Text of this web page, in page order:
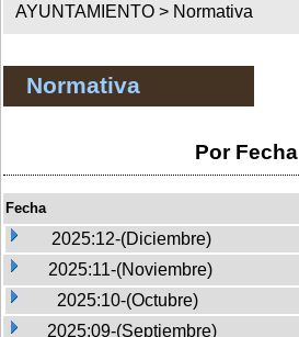
AYUNTAMIENTO > Normativa
Normativa
Por Fecha
Fecha
2025:12-(Diciembre)
2025:11-(Noviembre)
2025:10-(Octubre)
2025:09-(Septiembre)